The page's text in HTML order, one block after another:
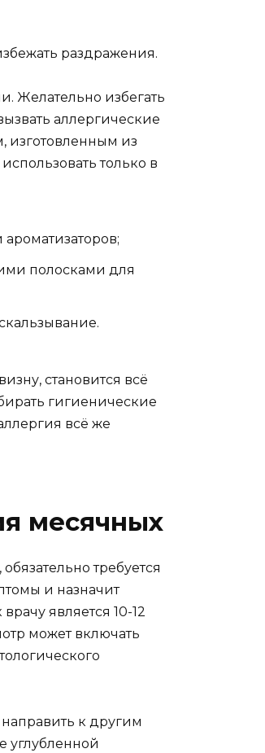
раздражения.
Желательно избегать
аллергические
изготовленным из
только в
полосками для
становится всё
гигиенические
всё же
месячных
требуется
и назначит
является 10-12
может включать
к другим
углубленной